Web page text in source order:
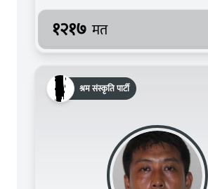
१२१७ मत
श्रम संस्कृति पार्टी